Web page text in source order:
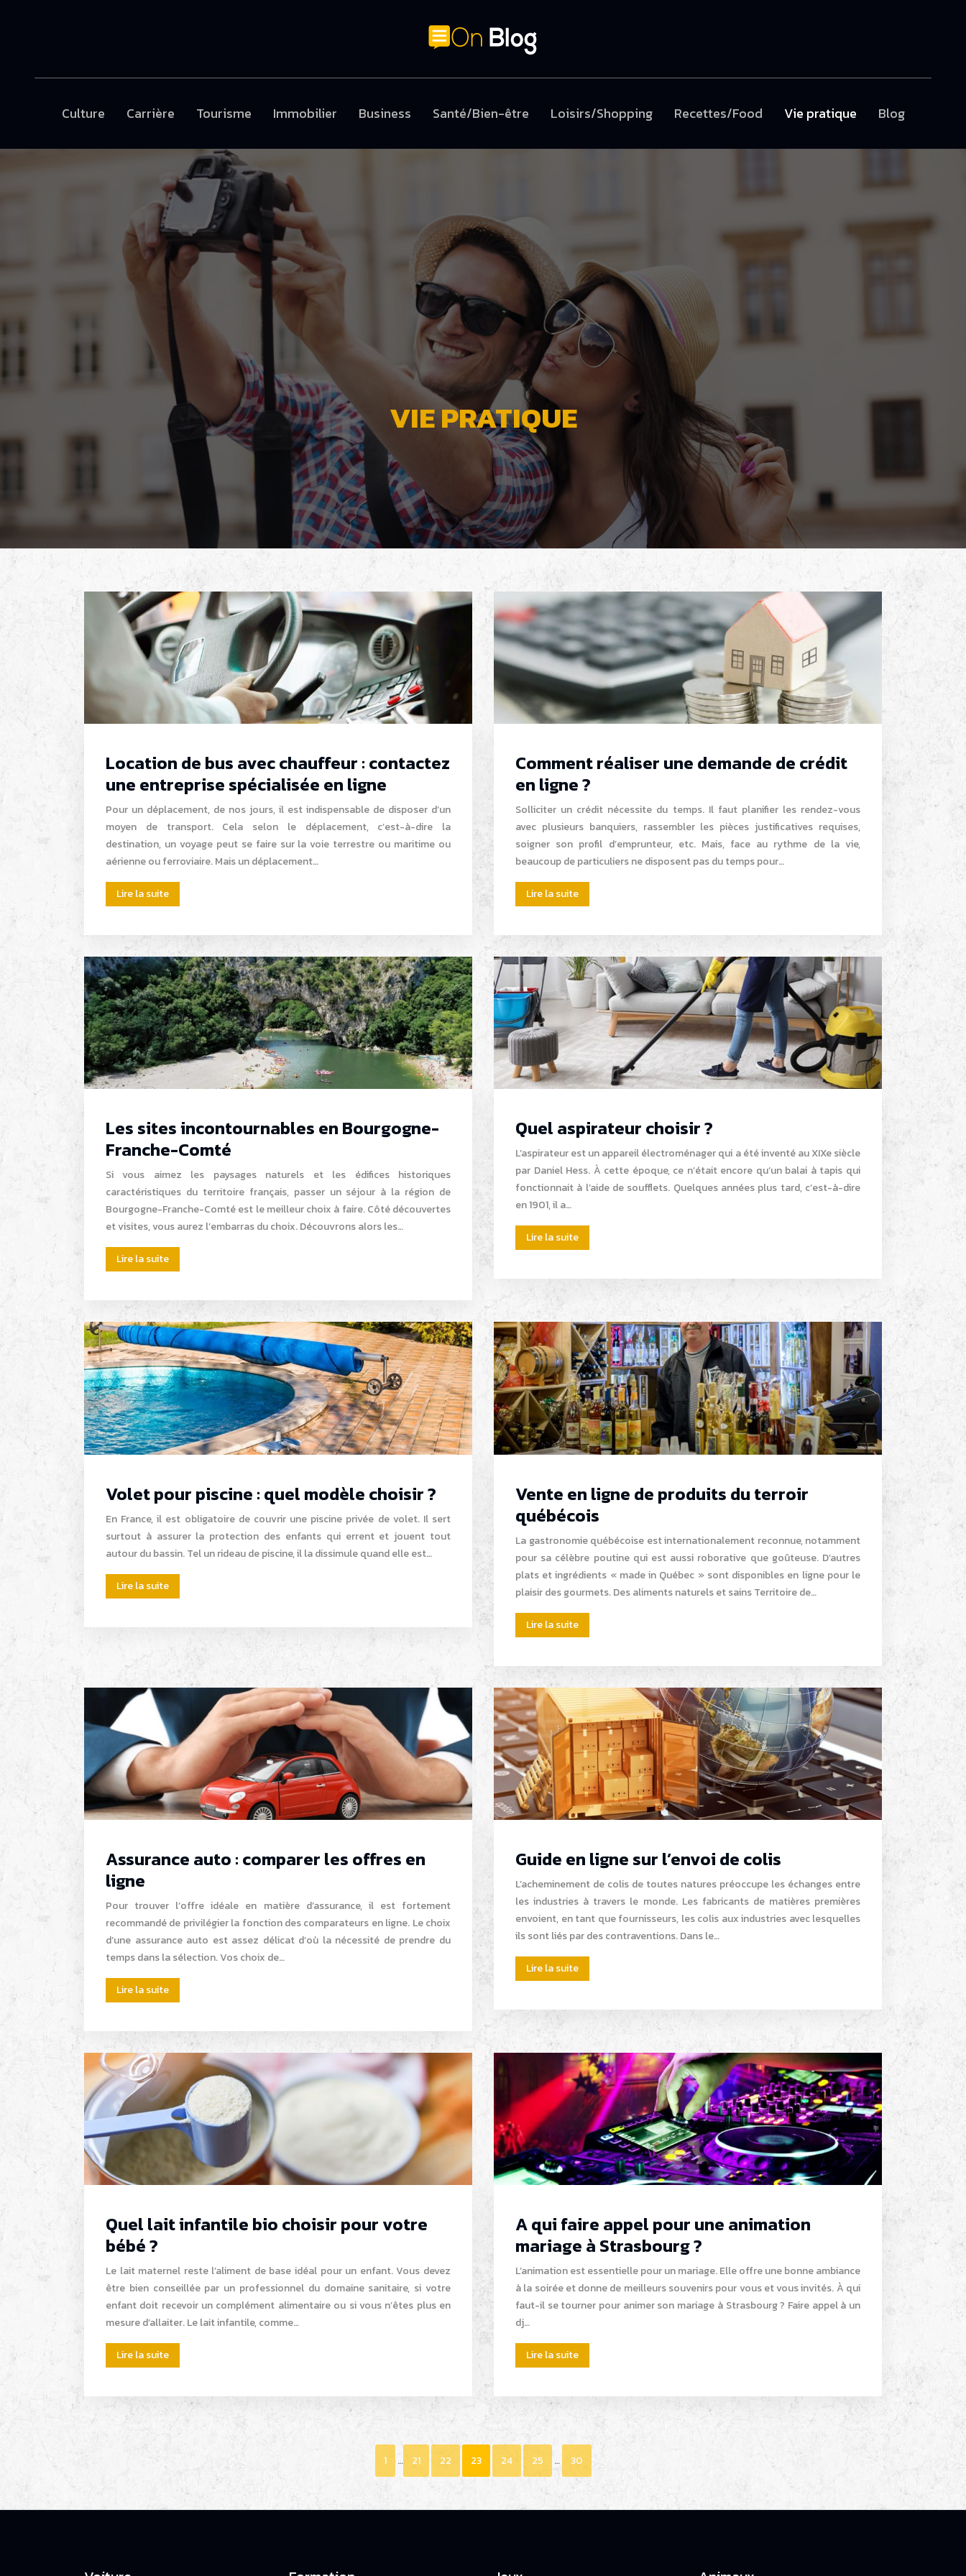
Culture Carrière Tourisme Immobilier Business Santé/Bien-être Loisirs/Shopping Recettes/Food Vie pratique Blog
VIE PRATIQUE
Location de bus avec chauffeur : contactez
une entreprise spécialisée en ligne
Pour un déplacement, de nos jours, il est indispensable de disposer d’un
moyen de transport. Cela selon le déplacement, c’est-à-dire la
destination, un voyage peut se faire sur la voie terrestre ou maritime ou
aérienne ou ferroviaire. Mais un déplacement…
Lire la suite
Comment réaliser une demande de crédit
en ligne ?
Solliciter un crédit nécessite du temps. Il faut planifier les rendez-vous
avec plusieurs banquiers, rassembler les pièces justificatives requises,
soigner son profil d’emprunteur, etc. Mais, face au rythme de la vie,
beaucoup de particuliers ne disposent pas du temps pour…
Lire la suite
Les sites incontournables en Bourgogne-
Franche-Comté
Si vous aimez les paysages naturels et les édifices historiques
caractéristiques du territoire français, passer un séjour à la région de
Bourgogne-Franche-Comté est le meilleur choix à faire. Côté découvertes
et visites, vous aurez l’embarras du choix. Découvrons alors les…
Lire la suite
Quel aspirateur choisir ?
L’aspirateur est un appareil électroménager qui a été inventé au XIXe siècle
par Daniel Hess. À cette époque, ce n’était encore qu’un balai à tapis qui
fonctionnait à l’aide de soufflets. Quelques années plus tard, c’est-à-dire
en 1901, il a…
Lire la suite
Volet pour piscine : quel modèle choisir ?
En France, il est obligatoire de couvrir une piscine privée de volet. Il sert
surtout à assurer la protection des enfants qui errent et jouent tout
autour du bassin. Tel un rideau de piscine, il la dissimule quand elle est…
Lire la suite
Vente en ligne de produits du terroir
québécois
La gastronomie québécoise est internationalement reconnue, notamment
pour sa célèbre poutine qui est aussi roborative que goûteuse. D’autres
plats et ingrédients « made in Québec » sont disponibles en ligne pour le
plaisir des gourmets. Des aliments naturels et sains Territoire de…
Lire la suite
Assurance auto : comparer les offres en
ligne
Pour trouver l’offre idéale en matière d’assurance, il est fortement
recommandé de privilégier la fonction des comparateurs en ligne. Le choix
d’une assurance auto est assez délicat d’où la nécessité de prendre du
temps dans la sélection. Vos choix de…
Lire la suite
Guide en ligne sur l’envoi de colis
L’acheminement de colis de toutes natures préoccupe les échanges entre
les industries à travers le monde. Les fabricants de matières premières
envoient, en tant que fournisseurs, les colis aux industries avec lesquelles
ils sont liés par des contraventions. Dans le…
Lire la suite
Quel lait infantile bio choisir pour votre
bébé ?
Le lait maternel reste l’aliment de base idéal pour un enfant. Vous devez
être bien conseillée par un professionnel du domaine sanitaire, si votre
enfant doit recevoir un complément alimentaire ou si vous n’êtes plus en
mesure d’allaiter. Le lait infantile, comme…
Lire la suite
A qui faire appel pour une animation
mariage à Strasbourg ?
L’animation est essentielle pour un mariage. Elle offre une bonne ambiance
à la soirée et donne de meilleurs souvenirs pour vous et vous invités. À qui
faut-il se tourner pour animer son mariage à Strasbourg ? Faire appel à un
dj…
Lire la suite
1 … 21 22 23 24 25 … 30